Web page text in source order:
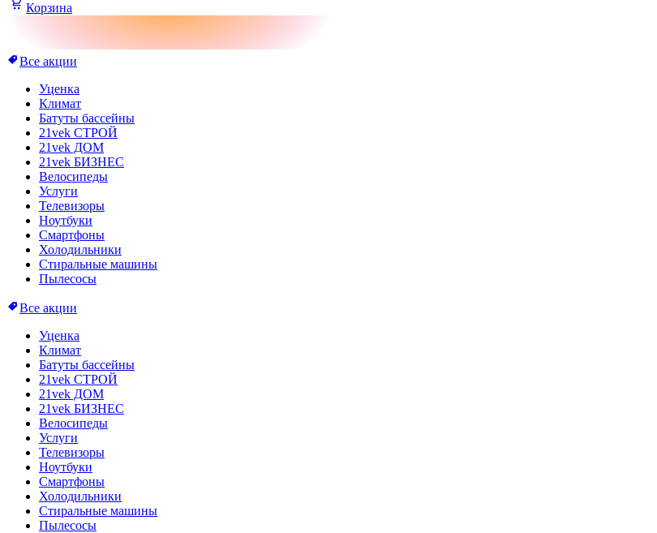
Корзина
Все акции
Уценка
Климат
Батуты бассейны
21vek СТРОЙ
21vek ДОМ
21vek БИЗНЕС
Велосипеды
Услуги
Телевизоры
Ноутбуки
Смартфоны
Холодильники
Стиральные машины
Пылесосы
Все акции
Уценка
Климат
Батуты бассейны
21vek СТРОЙ
21vek ДОМ
21vek БИЗНЕС
Велосипеды
Услуги
Телевизоры
Ноутбуки
Смартфоны
Холодильники
Стиральные машины
Пылесосы